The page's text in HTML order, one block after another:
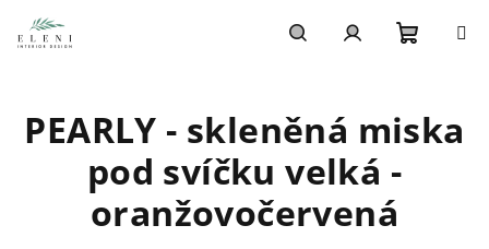
na
obsah
košík
PEARLY - skleněná miska
pod svíčku velká -
oranžovočervená